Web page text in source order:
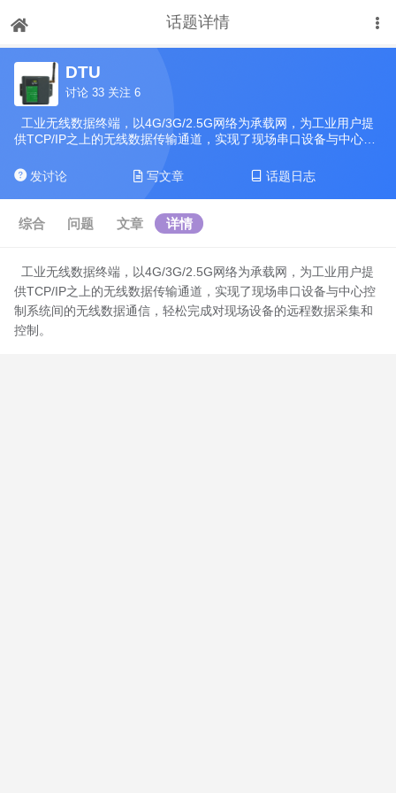
话题详情
DTU
讨论 33 关注 6
工业无线数据终端，以4G/3G/2.5G网络为承载网，为工业用户提
供TCP/IP之上的无线数据传输通道，实现了现场串口设备与中心控
控制。
发讨论 写文章 话题日志
综合 问题 文章 详情
工业无线数据终端，以4G/3G/2.5G网络为承载网，为工业用户提
供TCP/IP之上的无线数据传输通道，实现了现场串口设备与中心控
制系统间的无线数据通信，轻松完成对现场设备的远程数据采集和
控制。